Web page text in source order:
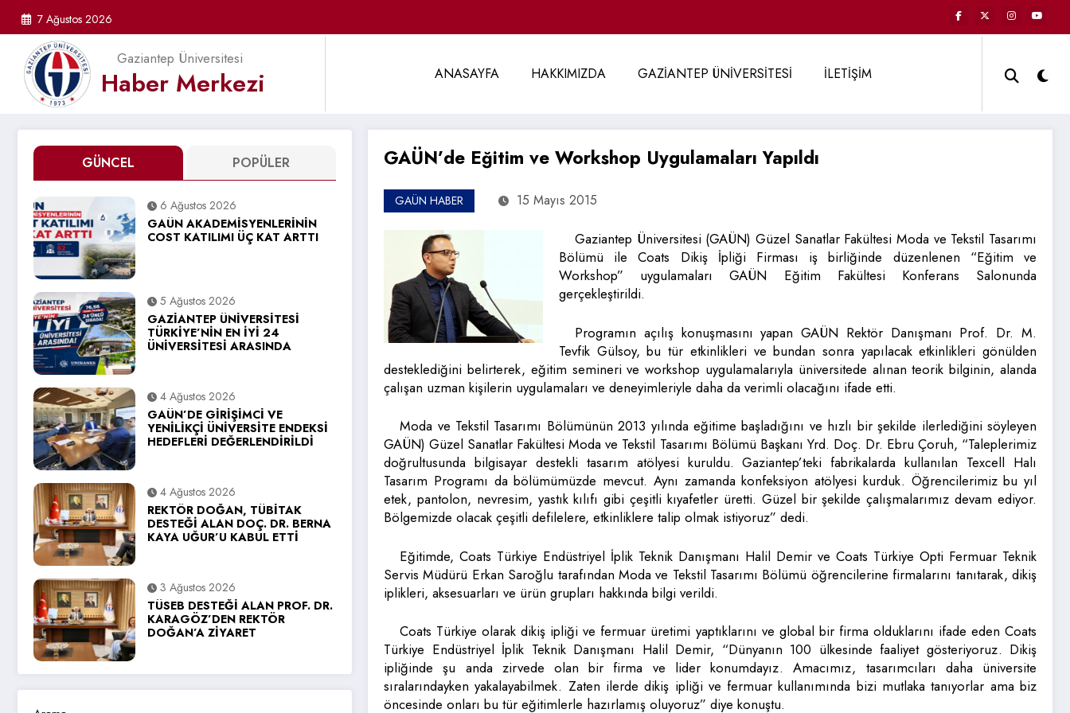
7 Ağustos 2026
Gaziantep Üniversitesi
Haber Merkezi ANASAYFA HAKKIMIZDA GAZİANTEP ÜNİVERSİTESİ İLETİŞİM
GÜNCEL POPÜLER
6 Ağustos 2026
GAÜN AKADEMİSYENLERİNİN
COST KATILIMI ÜÇ KAT ARTTI
5 Ağustos 2026
GAZİANTEP ÜNİVERSİTESİ
TÜRKİYE’NİN EN İYİ 24
ÜNİVERSİTESİ ARASINDA
4 Ağustos 2026
GAÜN’DE GİRİŞİMCİ VE
YENİLİKÇİ ÜNİVERSİTE ENDEKSİ
HEDEFLERİ DEĞERLENDİRİLDİ
4 Ağustos 2026
REKTÖR DOĞAN, TÜBİTAK
DESTEĞİ ALAN DOÇ. DR. BERNA
KAYA UĞUR’U KABUL ETTİ
3 Ağustos 2026
TÜSEB DESTEĞİ ALAN PROF. DR.
KARAGÖZ’DEN REKTÖR
DOĞAN’A ZİYARET
GAÜN’de Eğitim ve Workshop Uygulamaları Yapıldı
GAÜN HABER 15 Mayıs 2015
Gaziantep Üniversitesi (GAÜN) Güzel Sanatlar Fakültesi Moda ve Tekstil Tasarımı
Bölümü ile Coats Dikiş İpliği Firması iş birliğinde düzenlenen “Eğitim ve
Workshop” uygulamaları GAÜN Eğitim Fakültesi Konferans Salonunda
gerçekleştirildi.
Programın açılış konuşmasını yapan GAÜN Rektör Danışmanı Prof. Dr. M.
Tevfik Gülsoy, bu tür etkinlikleri ve bundan sonra yapılacak etkinlikleri gönülden
desteklediğini belirterek, eğitim semineri ve workshop uygulamalarıyla üniversitede alınan teorik bilginin, alanda
çalışan uzman kişilerin uygulamaları ve deneyimleriyle daha da verimli olacağını ifade etti.
Moda ve Tekstil Tasarımı Bölümünün 2013 yılında eğitime başladığını ve hızlı bir şekilde ilerlediğini söyleyen
GAÜN) Güzel Sanatlar Fakültesi Moda ve Tekstil Tasarımı Bölümü Başkanı Yrd. Doç. Dr. Ebru Çoruh, “Taleplerimiz
doğrultusunda bilgisayar destekli tasarım atölyesi kuruldu. Gaziantep’teki fabrikalarda kullanılan Texcell Halı
Tasarım Programı da bölümümüzde mevcut. Aynı zamanda konfeksiyon atölyesi kurduk. Öğrencilerimiz bu yıl
etek, pantolon, nevresim, yastık kılıfı gibi çeşitli kıyafetler üretti. Güzel bir şekilde çalışmalarımız devam ediyor.
Bölgemizde olacak çeşitli defilelere, etkinliklere talip olmak istiyoruz” dedi.
Eğitimde, Coats Türkiye Endüstriyel İplik Teknik Danışmanı Halil Demir ve Coats Türkiye Opti Fermuar Teknik
Servis Müdürü Erkan Saroğlu tarafından Moda ve Tekstil Tasarımı Bölümü öğrencilerine firmalarını tanıtarak, dikiş
iplikleri, aksesuarları ve ürün grupları hakkında bilgi verildi.
Coats Türkiye olarak dikiş ipliği ve fermuar üretimi yaptıklarını ve global bir firma olduklarını ifade eden Coats
Türkiye Endüstriyel İplik Teknik Danışmanı Halil Demir, “Dünyanın 100 ülkesinde faaliyet gösteriyoruz. Dikiş
ipliğinde şu anda zirvede olan bir firma ve lider konumdayız. Amacımız, tasarımcıları daha üniversite
sıralarındayken yakalayabilmek. Zaten ilerde dikiş ipliği ve fermuar kullanımında bizi mutlaka tanıyorlar ama biz
öncesinde onları bu tür eğitimlerle hazırlamış oluyoruz” diye konuştu.